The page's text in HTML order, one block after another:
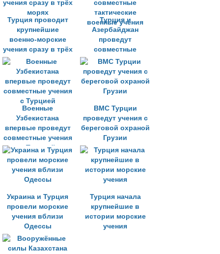
Турция проводит
крупнейшие
военно-морские
учения сразу в трёх
морях
Турция и
Азербайджан
проведут
совместные
тактические
военные учения
Военные
Узбекистана
впервые проведут
совместные учения
с Турцией
ВМС Турции
проведут учения с
береговой охраной
Грузии
Украина и Турция
провели морские
учения вблизи
Одессы
Турция начала
крупнейшие в
истории морские
учения